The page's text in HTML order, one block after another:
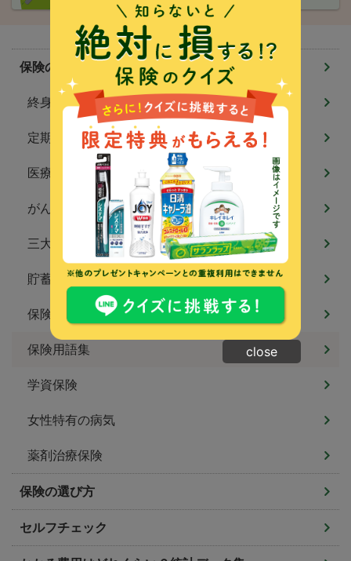
保険のしくみ
終身保険
定期保険
医療保険
がん保険
三大疾病保険・特定疾病保険
貯蓄型保険
保険の特約
保険用語集
学資保険
女性特有の病気
薬剤治療保険
保険の選び方
セルフチェック
close